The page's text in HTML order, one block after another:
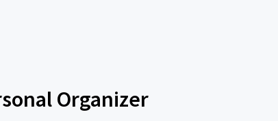
Organizer